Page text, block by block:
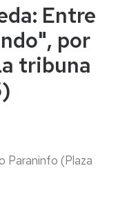
Entre
por
tribuna
Paraninfo (Plaza